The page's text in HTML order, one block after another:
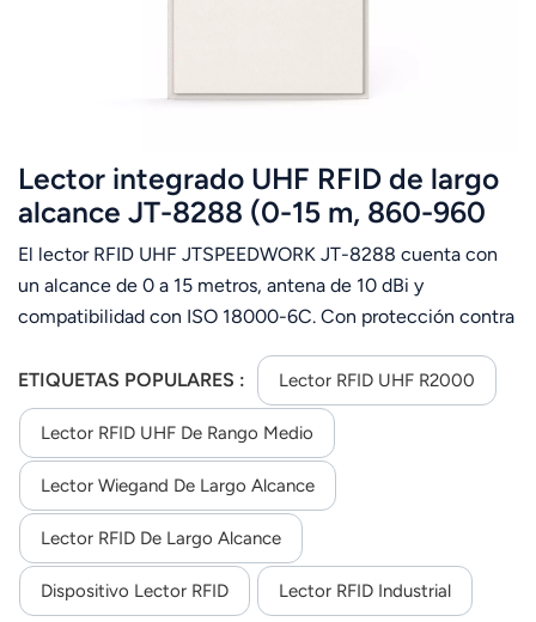
Lector integrado UHF RFID de largo
alcance JT-8288 (0-15 m, 860-960
MHz)
El lector RFID UHF JTSPEEDWORK JT-8288 cuenta con
un alcance de 0 a 15 metros, antena de 10 dBi y
compatibilidad con ISO 18000-6C. Con protección contra
para vehículos, control de acceso y gestión logística.
ETIQUETAS POPULARES : Lector RFID UHF R2000
Lector RFID UHF De Rango Medio
Lector Wiegand De Largo Alcance
Lector RFID De Largo Alcance
Dispositivo Lector RFID Lector RFID Industrial